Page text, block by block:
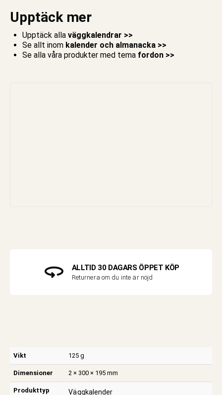
Upptäck mer
Upptäck alla väggkalendrar >>
Se allt inom kalender och almanacka >>
Se alla våra produkter med tema fordon >>
ALLTID 30 DAGARS ÖPPET KÖP
Returnera om du inte är nöjd
Vikt 125 g
Dimensioner 2 × 300 × 195 mm
Produkttyp Väggkalender